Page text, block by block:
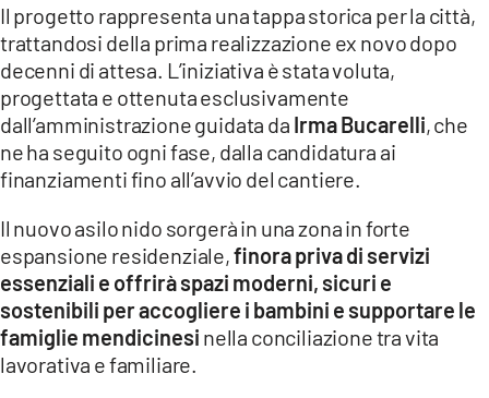
CATANZAROCHANNEL.IT
LACAPITALENEWS.IT
App
ANDROID
Il progetto rappresenta una tappa storica per la città,
trattandosi della prima realizzazione ex novo dopo
decenni di attesa. L’iniziativa è stata voluta,
progettata e ottenuta esclusivamente
dall’amministrazione guidata da Irma Bucarelli, che
ne ha seguito ogni fase, dalla candidatura ai
finanziamenti fino all’avvio del cantiere.
Il nuovo asilo nido sorgerà in una zona in forte
espansione residenziale,finora priva di servizi
essenziali e offrirà spazi moderni, sicuri e
sostenibili per accogliere i bambini e supportare le
famiglie mendicinesi nella conciliazione tra vita
lavorativa e familiare.